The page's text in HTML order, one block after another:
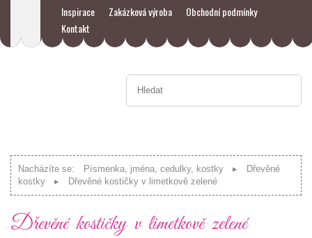
Inspirace Zakázková výroba
Obchodní podmínky
Kontakt
Nacházíte se: Písmenka, jména, cedulky, kostky
Dřevěné
kostky
Dřevěné kostičky v limetkově zelené
Dřevěné kostičky v limetkově zelené